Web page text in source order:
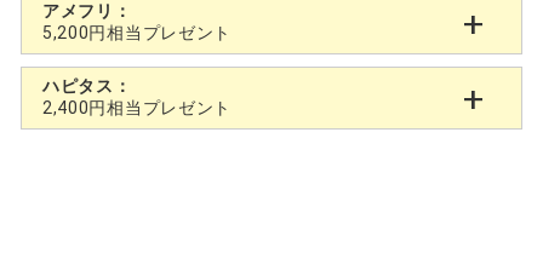
アメフリ：
5,200円相当プレゼント
ハピタス：
2,400円相当プレゼント